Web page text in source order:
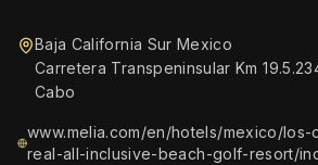
Baja California Sur Mexico
Carretera Transpeninsular Km
Cabo
www.melia.com/en/hotels/mexico/
real-all-inclusive-beach-golf-resort/